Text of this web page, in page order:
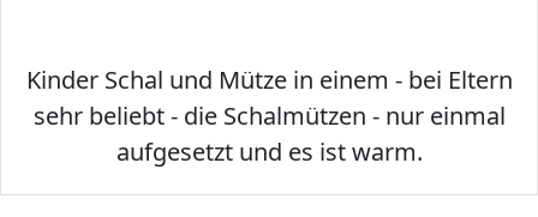
Kinder Schal und Mütze in einem - bei Eltern
sehr beliebt - die Schalmützen - nur einmal
aufgesetzt und es ist warm.